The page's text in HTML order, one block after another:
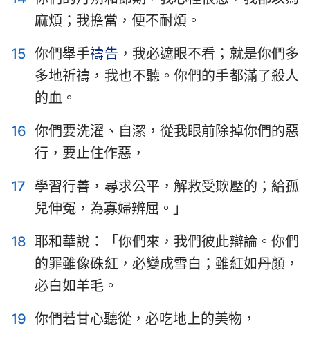
1 2 3
15
16 17 18
29
30 31 32 33 34
35
36
37 38
43
44 45 46 47 48
麻煩；我擔當，便不耐煩。
15 你們舉手禱告 ，我必遮眼不看；就是你們多
多地祈禱，我也不聽。你們的手都滿了殺人
的血。
16 你們要洗濯、自潔，從我眼前除掉你們的惡
行，要止住作惡，
17
學習行善，尋求公平，解救受欺壓的；給孤
兒伸冤，為寡婦辨屈。」
18 耶和華說：「你們來，我們彼此辯論。你們
的罪雖像硃紅，必變成雪白；雖紅如丹顏，
必白如羊毛。
19 你們若甘心聽從，必吃地上的美物，